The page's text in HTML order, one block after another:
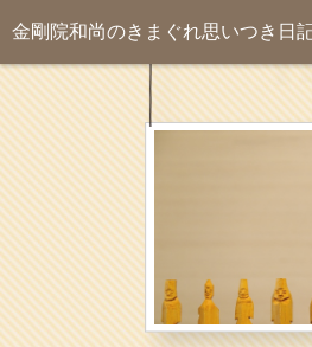
金剛院和尚のきまぐれ思いつき日